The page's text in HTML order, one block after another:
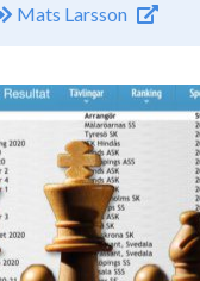
Mats Larsson